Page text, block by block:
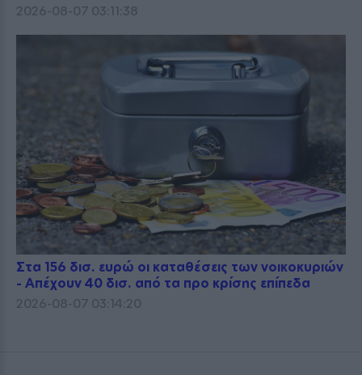
2026-08-07 03:11:38
Στα 156 δισ. ευρώ οι καταθέσεις των νοικοκυριών
- Απέχουν 40 δισ. από τα προ κρίσης επίπεδα
2026-08-07 03:14:20